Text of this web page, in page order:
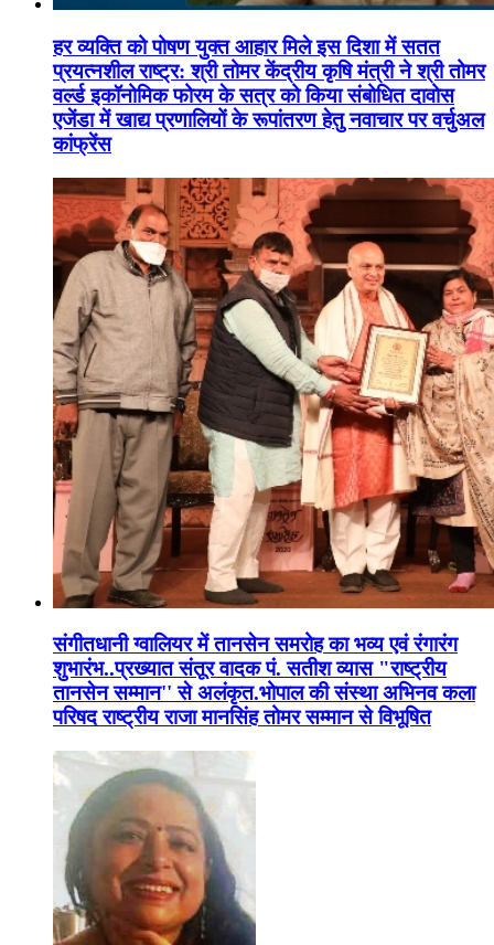
हर व्यक्ति को पोषण युक्त आहार मिले इस दिशा में सतत
प्रयत्नशील राष्ट्र: श्री तोमर केंद्रीय कृषि मंत्री ने श्री तोमर
वर्ल्ड इकॉनोमिक फोरम के सत्र को किया संबोधित दावोस
एजेंडा में खाद्य प्रणालियों के रूपांतरण हेतु नवाचार पर वर्चुअल
कांफ्रेंस
संगीतधानी ग्वालियर में तानसेन समरोह का भव्य एवं रंगारंग
शुभारंभ..प्रख्यात संतूर वादक पं. सतीश व्यास "राष्ट्रीय
तानसेन सम्मान'' से अलंकृत.भोपाल की संस्था अभिनव कला
परिषद राष्ट्रीय राजा मानसिंह तोमर सम्मान से विभूषित